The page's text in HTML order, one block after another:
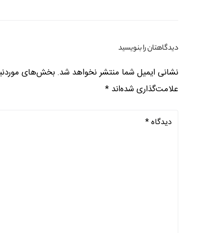
دیدگاهتان را بنویسید
نشانی ایمیل شما منتشر نخواهد شد. بخش‌های
علامت‌گذاری شده‌اند *